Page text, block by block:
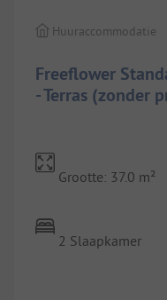
Freeflower
- Terras (zonder
Huuraccommodatie
Grootte: 37.0 m²
2 Slaapkamer